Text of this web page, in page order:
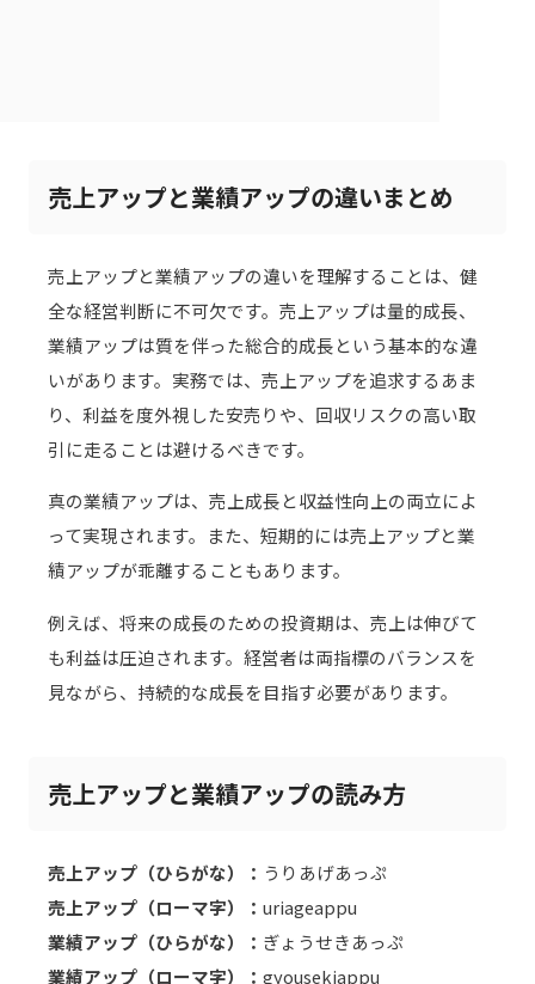
売上アップと業績アップの違いまとめ
売上アップと業績アップの違いを理解することは、健
全な経営判断に不可欠です。売上アップは量的成長、
業績アップは質を伴った総合的成長という基本的な違
いがあります。実務では、売上アップを追求するあま
り、利益を度外視した安売りや、回収リスクの高い取
引に走ることは避けるべきです。
真の業績アップは、売上成長と収益性向上の両立によ
って実現されます。また、短期的には売上アップと業
績アップが乖離することもあります。
例えば、将来の成長のための投資期は、売上は伸びて
も利益は圧迫されます。経営者は両指標のバランスを
見ながら、持続的な成長を目指す必要があります。
売上アップと業績アップの読み方
売上アップ（ひらがな）： うりあげあっぷ
売上アップ（ローマ字）： uriageappu
業績アップ（ひらがな）： ぎょうせきあっぷ
業績アップ（ローマ字）： gyousekiappu